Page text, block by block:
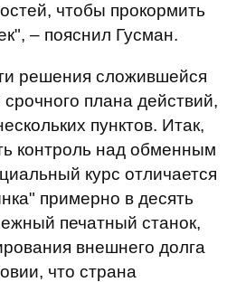
чтобы прокормить
– пояснил Гусман.
решения сложившейся
плана действий,
пунктов. Итак,
контроль над обменным
курс отличается
примерно в десять
печатный станок,
внешнего долга
что страна